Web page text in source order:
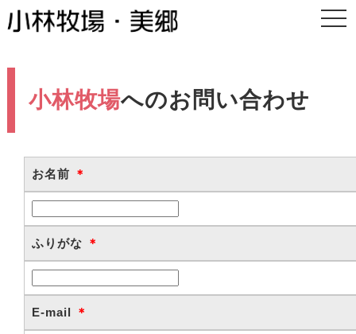
小林牧場へのお問い合わせ
お名前 ＊
ふりがな ＊
E-mail ＊